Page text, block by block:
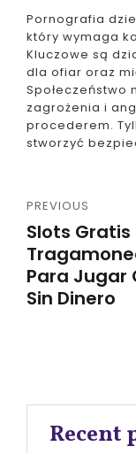
Pornografia
który wymaga
Kluczowe są
dla ofiar oraz
Społeczeństwo
zagrożenia i
procederem.
stworzyć
PREVIOUS
Slots
Para Jugar
Sin Dinero
Recent